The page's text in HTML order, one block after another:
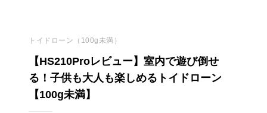
トイドローン（100g未満）
【HS210Proレビュー】室内で遊び倒せ
る！子供も大人も楽しめるトイドローン
【100g未満】